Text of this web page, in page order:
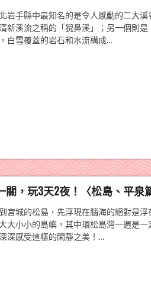
岩手縣中最知名的是令人感動的二大
新溪流之稱的「猊鼻溪」；另一個則是
白雪覆蓋的岩石和水流構成…
，玩3天2夜！〈松島、平泉
宮城的松島，先浮現在腦海的絕對是
大小小的島嶼，其中環松島灣一週是
深感受這樣的閑靜之美！…